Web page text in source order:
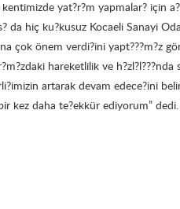
yat?r?m yapmalar? için
da hiç ku?kusuz Kocaeli Sanayi
çok önem verdi?ini yapt???m?z
hareketlilik ve
artarak devam edece?ini
kez daha te?ekkür ediyorum” dedi.